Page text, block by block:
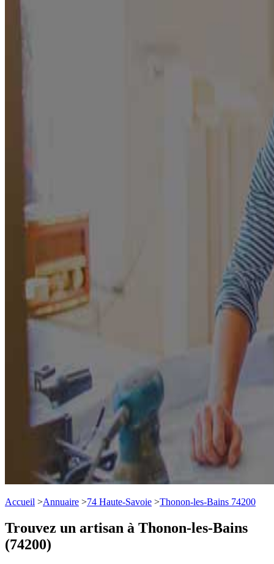
Accueil >Annuaire >74 Haute-Savoie >Thonon-les-Bains 74200
Trouvez un artisan à Thonon-les-Bains
(74200)